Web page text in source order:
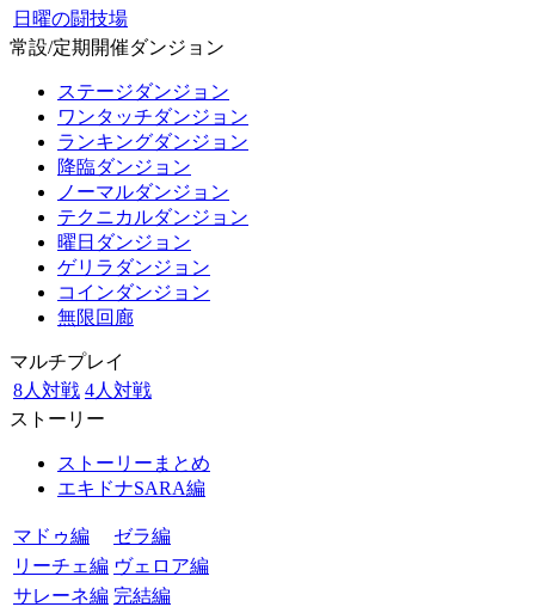
日曜の闘技場
常設/定期開催ダンジョン
ステージダンジョン
ワンタッチダンジョン
ランキングダンジョン
降臨ダンジョン
ノーマルダンジョン
テクニカルダンジョン
曜日ダンジョン
ゲリラダンジョン
コインダンジョン
無限回廊
マルチプレイ
8人対戦 4人対戦
ストーリー
ストーリーまとめ
エキドナSARA編
マドゥ編
ゼラ編
リーチェ編 ヴェロア編
サレーネ編 完結編